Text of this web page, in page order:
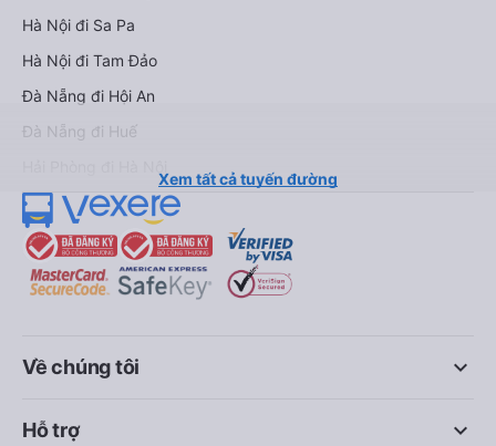
Hà Nội đi Sa Pa
Hà Nội đi Tam Đảo
Đà Nẵng đi Hội An
Đà Nẵng đi Huế
Xem tất cả tuyến đường
keyboard_arrow_down
Về chúng tôi
keyboard_arrow_down
Hỗ trợ